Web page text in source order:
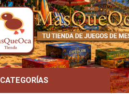
CATEGORÍAS